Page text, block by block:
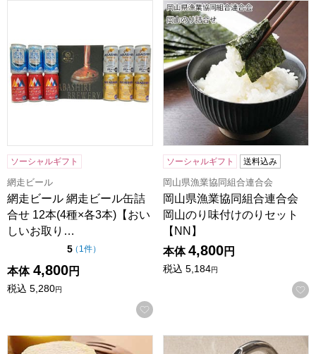
網走ビール 網走ビール缶詰合せ 12本(4種×各3本)【おいしい
ソーシャルギフト
網走ビール
網走ビール 網走ビール缶詰
合せ 12本(4種×各3本)【おい
しいお取り…
5点（5点満点中）
（ 1件の評価
）
本体 4,800円
税込 5,280円
お気に入りに登録する
岡山県漁業協同組合連合会
ソーシャルギフト 送料込み
岡山県漁業協同組合連合会
岡山県漁業協同組合連合会
岡山のり味付けのりセット
【NN】
本体 4,800円
税込 5,184円
十勝トテッポ工房 北海道ナチュラルチーズケーキセット【
大阪 ヒロコーヒー オーガニ